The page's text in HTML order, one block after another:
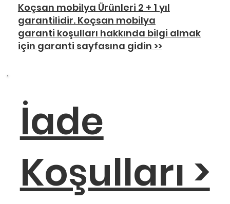
Koçsan mobilya Ürünleri 2 + 1 yıl
garantilidir. Koçsan mobilya
garanti koşulları hakkında bilgi almak
için garanti sayfasına gidin >>
İade
Koşulları >